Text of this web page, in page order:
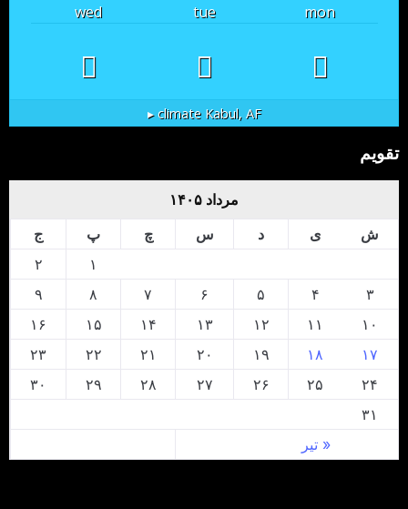
mon
tue
wed
Kabul, AF
climate ▸
تقویم
مرداد ۱۴۰۵
ش
ی د س چ پ ج
« تیر
۱
۲
۳
۴ ۵ ۶ ۷ ۸
۹
۱۰
۱۱ ۱۲ ۱۳ ۱۴ ۱۵
۱۶
۱۷
۱۸ ۱۹ ۲۰ ۲۱ ۲۲
۲۳
۲۴
۲۵ ۲۶ ۲۷ ۲۸ ۲۹
۳۰
۳۱